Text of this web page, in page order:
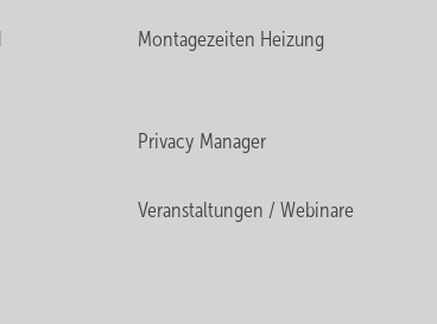
Montagezeiten Heizung
Privacy Manager
Veranstaltungen / Webinare